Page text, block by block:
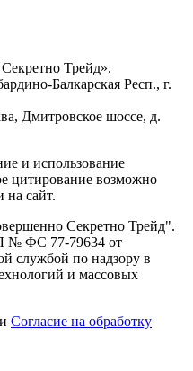
Трейд».
Балкарская Респ., г.
Дмитровское шоссе, д.
и использование
цитирование возможно
на сайт.
Секретно Трейд".
№ ФС 77-79634 от
службой по надзору в
и массовых
и Согласие на обработку